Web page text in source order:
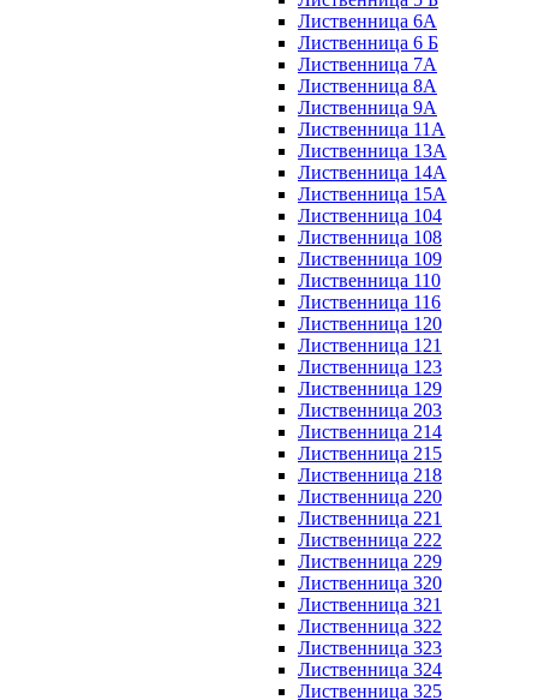
Лиственница 6А
Лиственница 6 Б
Лиственница 7А
Лиственница 8А
Лиственница 9А
Лиственница 11А
Лиственница 13А
Лиственница 14А
Лиственница 15А
Лиственница 104
Лиственница 108
Лиственница 109
Лиственница 110
Лиственница 116
Лиственница 120
Лиственница 121
Лиственница 123
Лиственница 129
Лиственница 203
Лиственница 214
Лиственница 215
Лиственница 218
Лиственница 220
Лиственница 221
Лиственница 222
Лиственница 229
Лиственница 320
Лиственница 321
Лиственница 322
Лиственница 323
Лиственница 324
Лиственница 325